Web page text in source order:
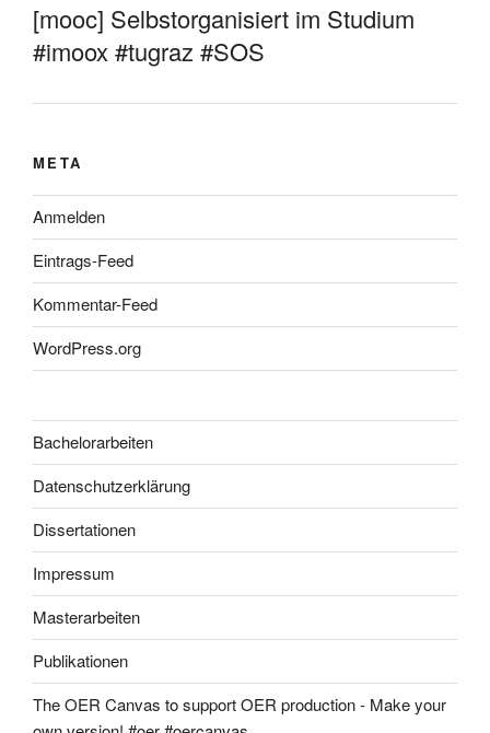
[mooc] Selbstorganisiert im Studium
#imoox #tugraz #SOS
META
Anmelden
Eintrags-Feed
Kommentar-Feed
WordPress.org
Bachelorarbeiten
Datenschutzerklärung
Dissertationen
Impressum
Masterarbeiten
Publikationen
The OER Canvas to support OER production - Make your